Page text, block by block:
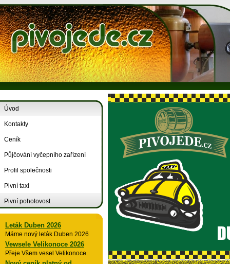
Úvod
Kontakty
Ceník
Půjčování vyčepního zařízení
Profil společnosti
Pivní taxi
Pivní pohotovost
Leták Duben 2026
Máme nový leták Duben 2026
Vewsele Velikonoce 2026
Přeje Všem vesel Velikonoce.